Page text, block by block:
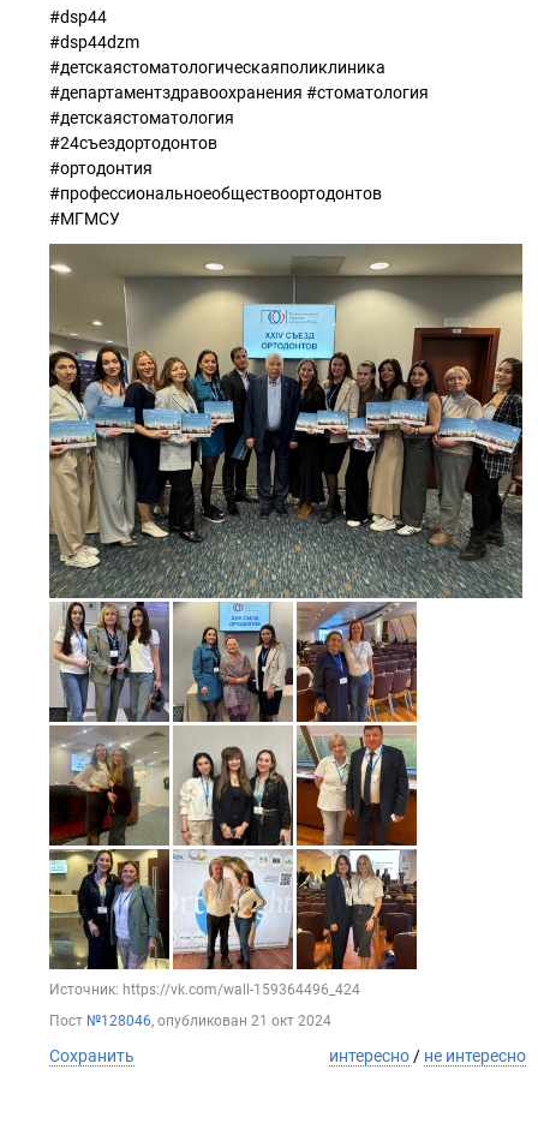
#dsp44
#dsp44dzm
#детскаястоматологическаяполиклиника
#департаментздравоохранения #стоматология
#детскаястоматология
#24съездортодонтов
#ортодонтия
#профессиональноеобществоортодонтов
#МГМСУ
Источник: https://vk.com/wall-159364496_424
Пост №128046, опубликован 21 окт 2024
Сохранить интересно / не интересно